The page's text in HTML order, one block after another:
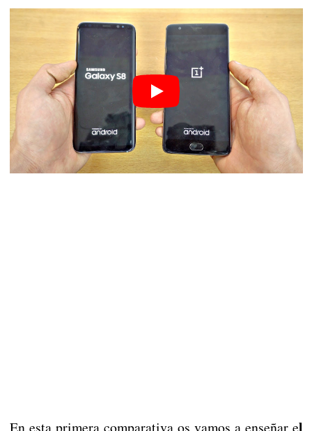
En esta primera comparativa os vamos a enseñar e